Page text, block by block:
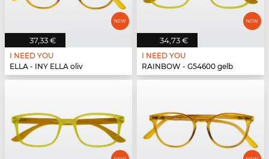
37,33 €
I NEED YOU
ELLA - INY ELLA oliv
34,73 €
I NEED YOU
RAINBOW - G54600 gelb